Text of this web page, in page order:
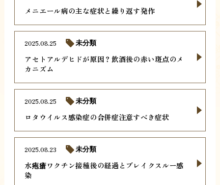
メニエール病の主な症状と繰り返す発作
アセトアルデヒドが原因？飲酒後の赤い斑点のメ
カニズム
2025.08.25 未分類
ロタウイルス感染症の合併症注意すべき症状
2025.08.25 未分類
水疱瘡ワクチン接種後の経過とブレイクスルー感
染
2025.08.23 未分類